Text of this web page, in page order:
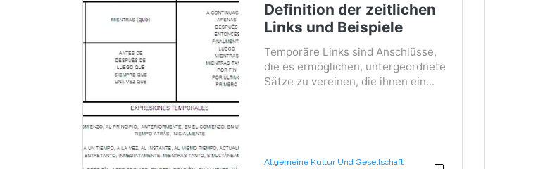
Definition der zeitlichen
Links und Beispiele
Temporäre Links sind Anschlüsse,
die es ermöglichen, untergeordnete
Sätze zu vereinen, die ihnen ein...
Allgemeine Kultur Und Gesellschaft